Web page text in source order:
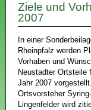
Ziele und
2007
In einer
Rheinpfalz werden
Vorhaben und
Neustadter Ortsteile
Jahr 2007 vorgestellt.
Ortsvorsteher Syring-
Lingenfelder wird